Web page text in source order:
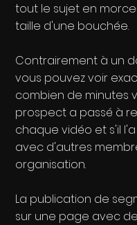
tout le sujet en
taille d'une bouchée.
Contrairement à un
vous pouvez voir
combien de minutes
prospect a passé à
chaque vidéo et s'il
avec d'autres
organisation.
La publication de
sur une page avec